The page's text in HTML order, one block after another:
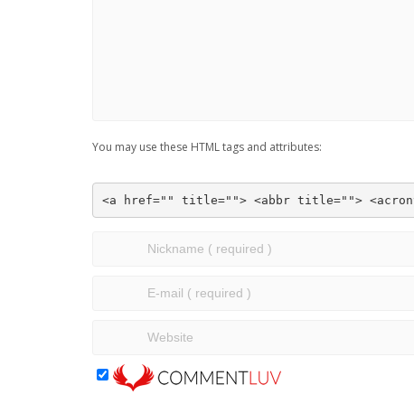
You may use these HTML tags and attributes:
<a href="" title=""> <abbr title="">